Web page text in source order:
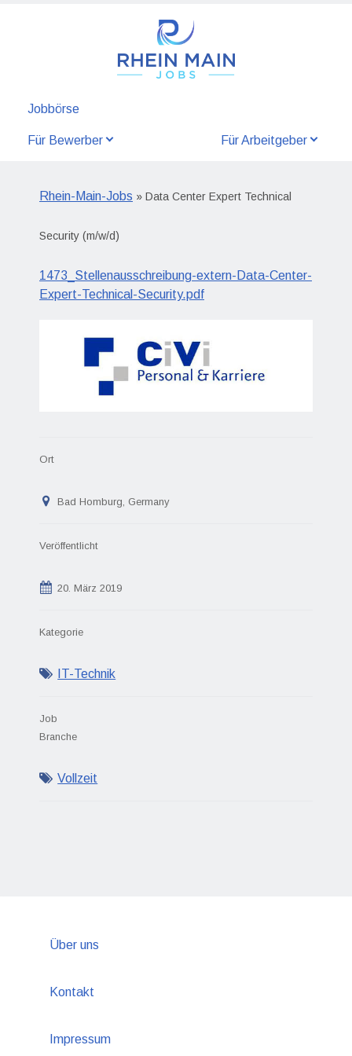
Jobbörse
Für Bewerber Für Arbeitgeber
Rhein-Main-Jobs » Data Center Expert Technical
Security (m/w/d)
1473_Stellenausschreibung-extern-Data-Center-
Expert-Technical-Security.pdf
Ort
Bad Homburg, Germany
Veröffentlicht
20. März 2019
Kategorie
IT-Technik
Job
Branche
Vollzeit
Über uns
Kontakt
Impressum